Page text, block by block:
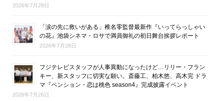
2026年7月28日
「涙の先に救いがある」椎名零監督最新作『いってらっしゃい
の花』池袋シネマ・ロサで満員御礼の初日舞台挨拶レポート
2026年7月28日
フジテレビスタッフが人事異動になったけど…リリー・フラン
キー、新スタッフに切実な願い。斎藤工、柏木悠、高木完 ドラ
マ『ペンション・恋は桃色 season4』完成披露イベント
2026年7月26日